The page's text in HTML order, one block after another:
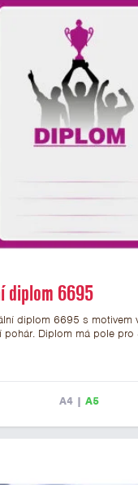
diplom 6695
diplom 6695 s motivem
pohár. Diplom má pole pro
Tento univerzální diplom
s pohárem má gramáž 250
A4| A5